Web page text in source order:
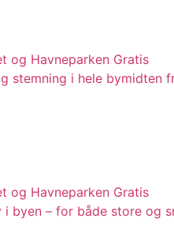
og Havneparken Gratis
stemning i hele bymidten
og Havneparken Gratis
byen – for både store og